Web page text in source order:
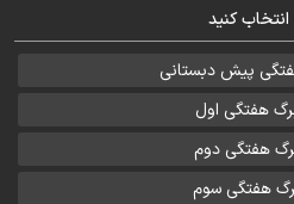
انتخاب کنید
پیش دبستانی
هفتگی اول
هفتگی دوم
هفتگی سوم